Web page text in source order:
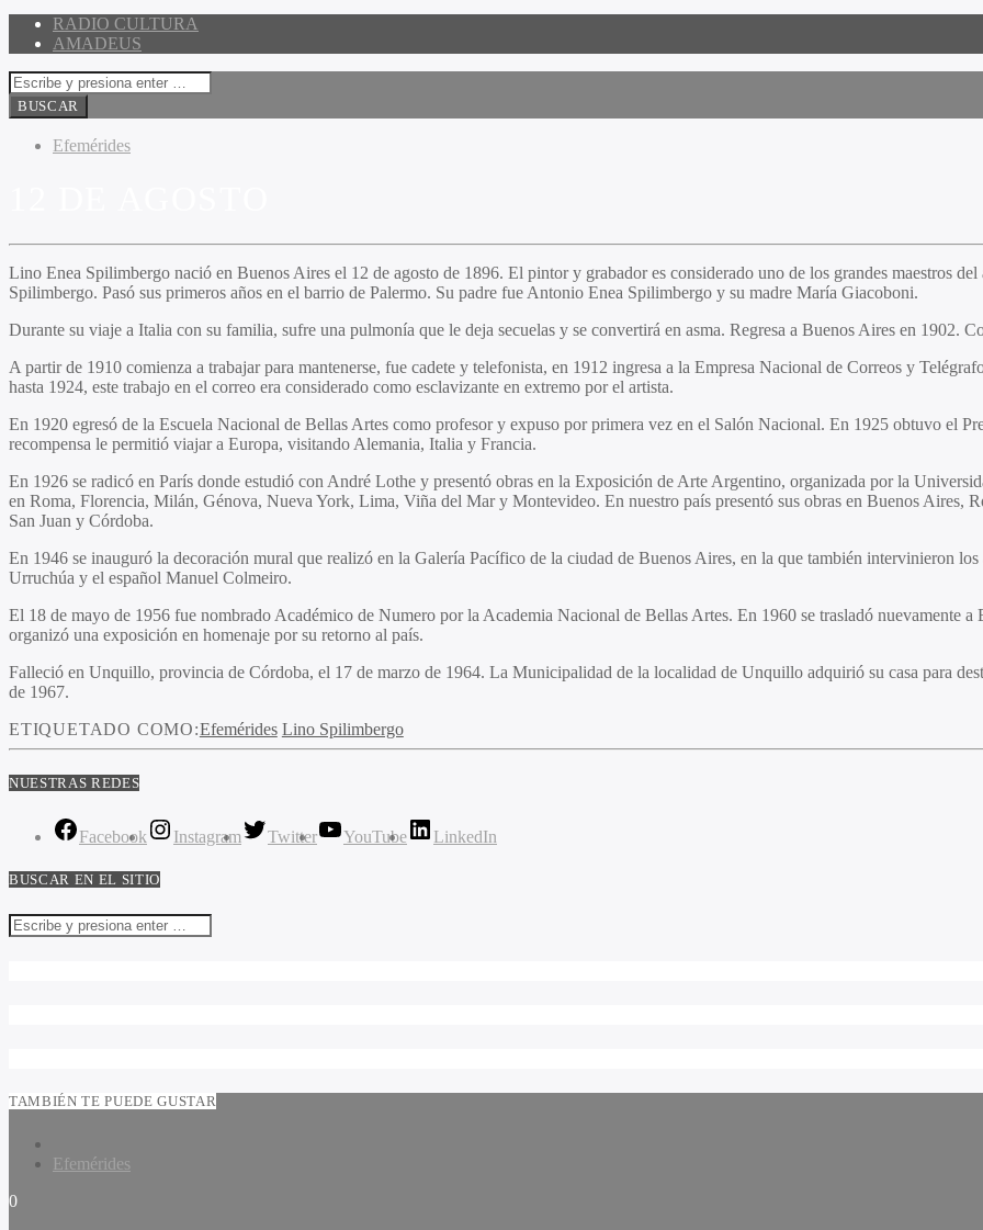
RADIO CULTURA
AMADEUS
Efemérides
Lino Enea Spilimbergo nació en Buenos Aires el 12 de agosto de 1896. El pintor y grabador es considerado uno de los grandes maestros
Spilimbergo. Pasó sus primeros años en el barrio de Palermo. Su padre fue Antonio Enea Spilimbergo y su madre María Giacoboni.
Durante su viaje a Italia con su familia, sufre una pulmonía que le deja secuelas y se convertirá en asma. Regresa a Buenos Aires en 1902.
A partir de 1910 comienza a trabajar para mantenerse, fue cadete y telefonista, en 1912 ingresa a la Empresa Nacional de Correos y
hasta 1924, este trabajo en el correo era considerado como esclavizante en extremo por el artista.
En 1920 egresó de la Escuela Nacional de Bellas Artes como profesor y expuso por primera vez en el Salón Nacional. En 1925 obtuvo el
recompensa le permitió viajar a Europa, visitando Alemania, Italia y Francia.
En 1926 se radicó en París donde estudió con André Lothe y presentó obras en la Exposición de Arte Argentino, organizada por la
en Roma, Florencia, Milán, Génova, Nueva York, Lima, Viña del Mar y Montevideo. En nuestro país presentó sus obras en Buenos Aires,
San Juan y Córdoba.
En 1946 se inauguró la decoración mural que realizó en la Galería Pacífico de la ciudad de Buenos Aires, en la que también intervinieron
Urruchúa y el español Manuel Colmeiro.
El 18 de mayo de 1956 fue nombrado Académico de Numero por la Academia Nacional de Bellas Artes. En 1960 se trasladó nuevamente
organizó una exposición en homenaje por su retorno al país.
Falleció en Unquillo, provincia de Córdoba, el 17 de marzo de 1964. La Municipalidad de la localidad de Unquillo adquirió su casa para
de 1967.
ETIQUETADO COMO:Efemérides Lino Spilimbergo
NUESTRAS REDES
Facebook Instagram Twitter YouTube LinkedIn
BUSCAR EN EL SITIO
TAMBIÉN TE PUEDE GUSTAR
Efemérides
0